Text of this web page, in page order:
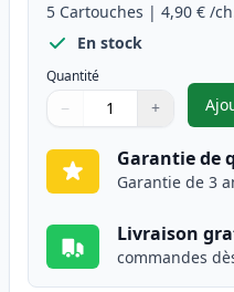
5 Cartouches | 4,90 € /
En stock
Quantité
Quantité
Utilisez les boutons pour
− +
Quantité
Garantie de
Garantie de 3
Livraison
commandes